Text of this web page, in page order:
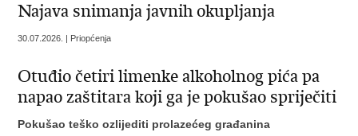
Najava snimanja javnih okupljanja
30.07.2026. | Priopćenja
Otuđio četiri limenke alkoholnog pića pa
napao zaštitara koji ga je pokušao spriječiti
Pokušao teško ozlijediti prolazećeg građanina